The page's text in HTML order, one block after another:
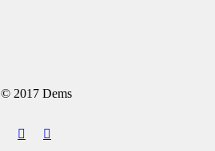
© 2017 Dems